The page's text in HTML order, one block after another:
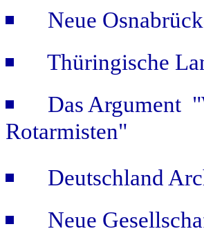
Neue
Thüringische
Das Argument
Rotarmisten"
Deutschland
Neue